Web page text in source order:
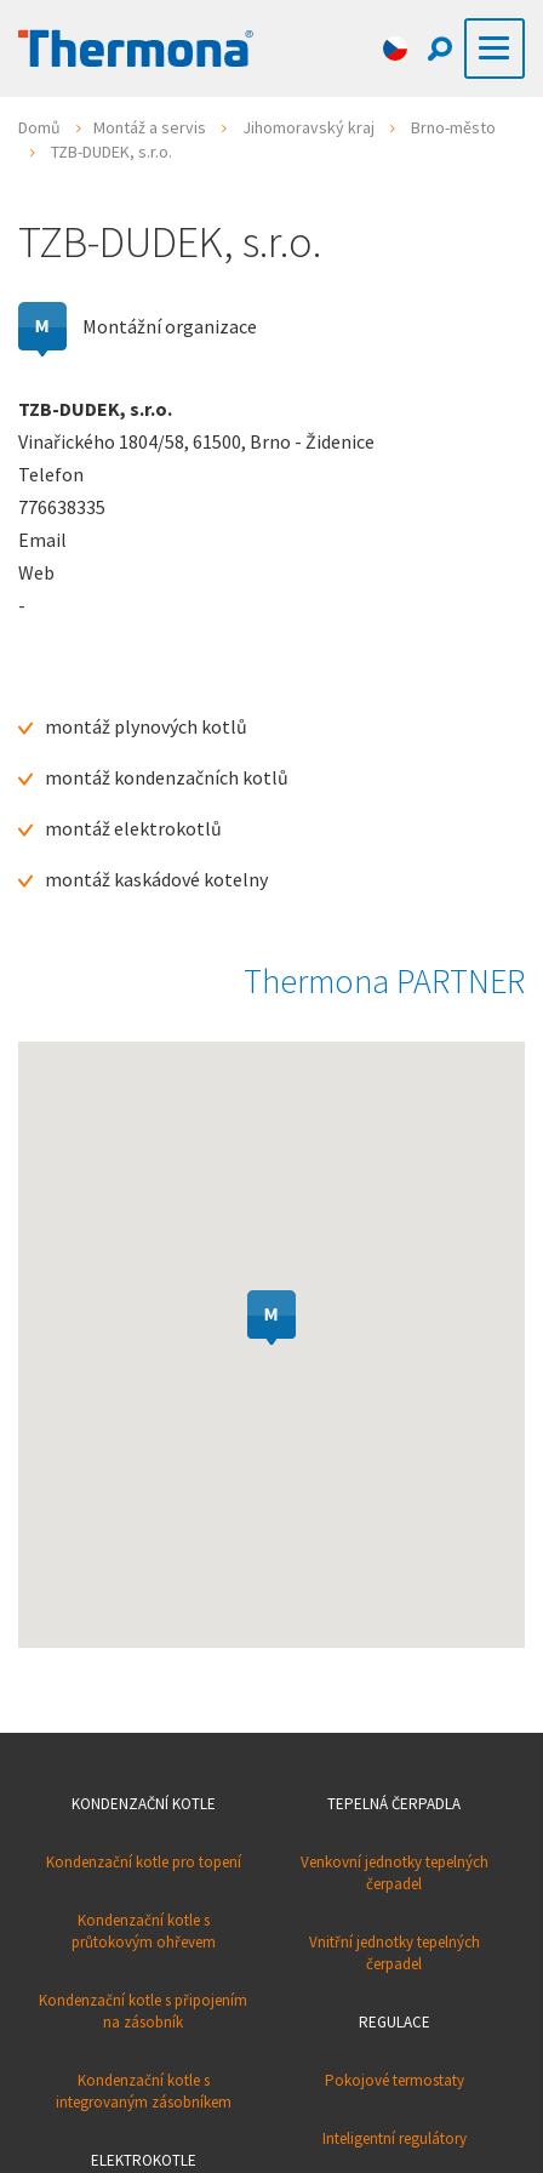
Domů Montáž a servis Jihomoravský kraj
Brno-město
TZB-DUDEK, s.r.o.
TZB-DUDEK, s.r.o.
Montážní organizace
TZB-DUDEK, s.r.o.
Vinařického 1804/58, 61500, Brno - Židenice
Telefon
776638335
Email
Web
-
montáž plynových kotlů
montáž kondenzačních kotlů
montáž elektrokotlů
montáž kaskádové kotelny
Thermona PARTNER
KONDENZAČNÍ KOTLE
Kondenzační kotle pro topení
Kondenzační kotle s
průtokovým ohřevem
Kondenzační kotle s připojením
na zásobník
Kondenzační kotle s
integrovaným zásobníkem
ELEKTROKOTLE
TEPELNÁ ČERPADLA
Venkovní jednotky tepelných
čerpadel
Vnitřní jednotky tepelných
čerpadel
REGULACE
Pokojové termostaty
Inteligentní regulátory